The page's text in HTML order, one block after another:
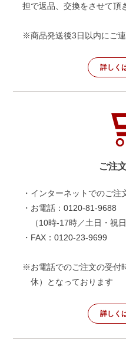
担で返品、交換をさせて頂
※商品発送後3日以内にご連
詳しく
ご注
・インターネットでのご注
・お電話：0120-81-9688
（10時-17時／土日・祝日
・FAX：0120-23-9699
※お電話でのご注文の受付
休）となっております
詳しく